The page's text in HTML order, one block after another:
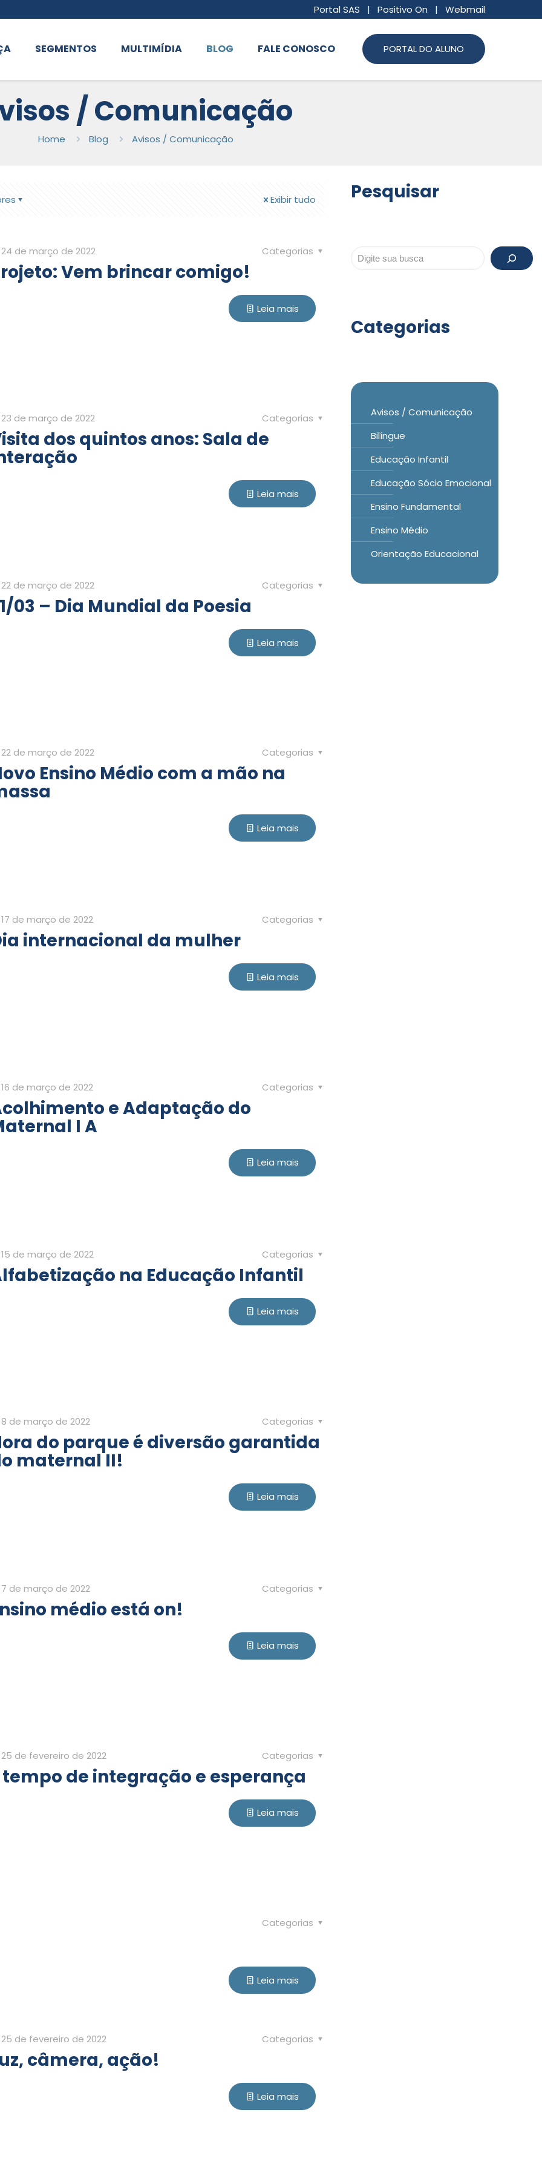
Portal SAS | Positivo On | Webmail
SEGMENTOS MULTIMÍDIA BLOG FALE CONOSCO PORTAL DO ALUNO
/ Comunicação
Home Blog Avisos / Comunicação
Exibir tudo
24 de março de 2022 Categorias
Vem brincar comigo!
Leia mais
23 de março de 2022 Categorias
dos quintos anos: Sala de
Leia mais
22 de março de 2022 Categorias
03 – Dia Mundial da Poesia
Leia mais
22 de março de 2022 Categorias
Ensino Médio com a mão na
Leia mais
17 de março de 2022 Categorias
internacional da mulher
Leia mais
16 de março de 2022 Categorias
e Adaptação do
I A
Leia mais
15 de março de 2022 Categorias
na Educação Infantil
Leia mais
8 de março de 2022 Categorias
do parque é diversão garantida
maternal II!
Leia mais
7 de março de 2022 Categorias
médio está on!
Leia mais
25 de fevereiro de 2022 Categorias
tempo de integração e esperança
Leia mais
Categorias
Leia mais
25 de fevereiro de 2022 Categorias
câmera, ação!
Leia mais
Pesquisar
Pesquisar
Categorias
Avisos / Comunicação
Bilíngue
Educação Infantil
Educação Sócio Emocional
Ensino Fundamental
Ensino Médio
Orientação Educacional